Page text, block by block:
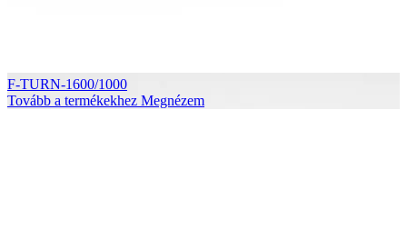
F-TURN-1600/1000
Tovább a termékekhez Megnézem